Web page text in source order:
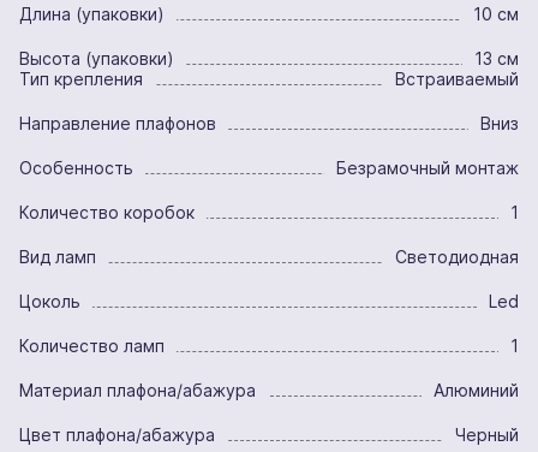
Длина (упаковки) 10 см
Высота (упаковки)
13 см
Тип крепления
Встраиваемый
Направление плафонов Вниз
Особенность Безрамочный монтаж
Количество коробок 1
Вид ламп Светодиодная
Цоколь Led
Количество ламп 1
Материал плафона/абажура Алюминий
Цвет плафона/абажура Черный